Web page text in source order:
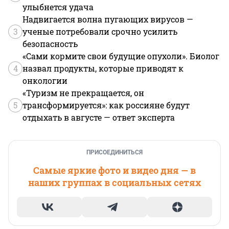
улыбнется удача
3
Надвигается волна пугающих вирусов —
ученые потребовали срочно усилить
безопасность
4
«Сами кормите свои будущие опухоли». Биолог
назвал продукты, которые приводят к
онкологии
5
«Туризм не прекращается, он
трансформируется»: как россияне будут
отдыхать в августе — ответ эксперта
ПРИСОЕДИНИТЬСЯ
Самые яркие фото и видео дня — в
наших группах в социальных сетях